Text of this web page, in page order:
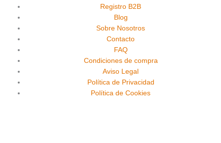
Registro B2B
Blog
Sobre Nosotros
Contacto
FAQ
Condiciones de compra
Aviso Legal
Política de Privacidad
Política de Cookies
e
b
o
o